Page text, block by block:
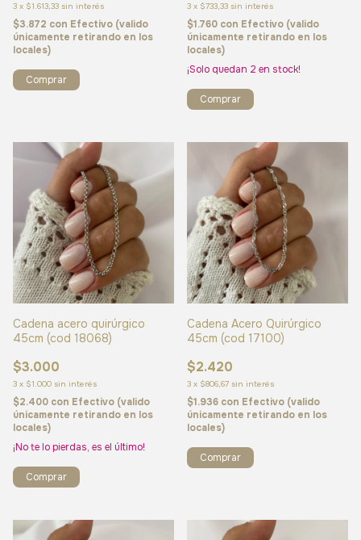
3 x $1.613,33 sin interés
$3.872 con Efectivo (valido
únicamente retirando en los
locales)
3 x $733,33 sin interés
$1.760 con Efectivo (valido
únicamente retirando en los
locales)
¡Solo quedan 2 en stock!
Cadena acero quirúrgico
45cm (cod 18068)
$3.000
3 x $1.000 sin interés
$2.400 con Efectivo (valido
únicamente retirando en los
locales)
¡No te lo pierdas, es el último!
Cadena Acero Quirúrgico
45cm (cod 17100)
$2.420
3 x $806,67 sin interés
$1.936 con Efectivo (valido
únicamente retirando en los
locales)